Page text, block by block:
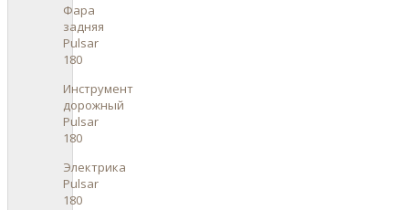
Фара
задняя
Pulsar
180
Инструмент
дорожный
Pulsar
180
Электрика
Pulsar
180